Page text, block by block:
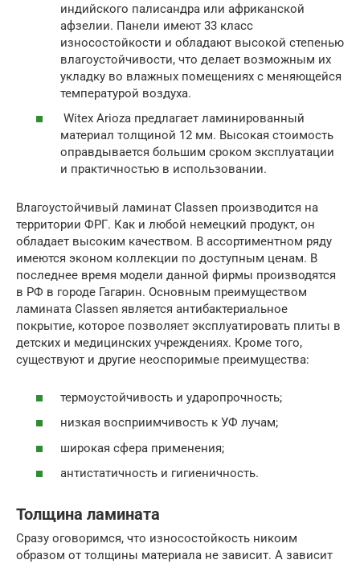
индийского палисандра или африканской
афзелии. Панели имеют 33 класс
износостойкости и обладают высокой степенью
влагоустойчивости, что делает возможным их
укладку во влажных помещениях с меняющейся
температурой воздуха.
Witex Arioza предлагает ламинированный
материал толщиной 12 мм. Высокая стоимость
оправдывается большим сроком эксплуатации
и практичностью в использовании.
Влагоустойчивый ламинат Classen производится на
территории ФРГ. Как и любой немецкий продукт, он
обладает высоким качеством. В ассортиментном ряду
имеются эконом коллекции по доступным ценам. В
последнее время модели данной фирмы производятся
в РФ в городе Гагарин. Основным преимуществом
ламината Classen является антибактериальное
покрытие, которое позволяет эксплуатировать плиты в
детских и медицинских учреждениях. Кроме того,
существуют и другие неоспоримые преимущества:
термоустойчивость и ударопрочность;
низкая восприимчивость к УФ лучам;
широкая сфера применения;
антистатичность и гигиеничность.
Толщина ламината
Сразу оговоримся, что износостойкость никоим
образом от толщины материала не зависит. А зависит